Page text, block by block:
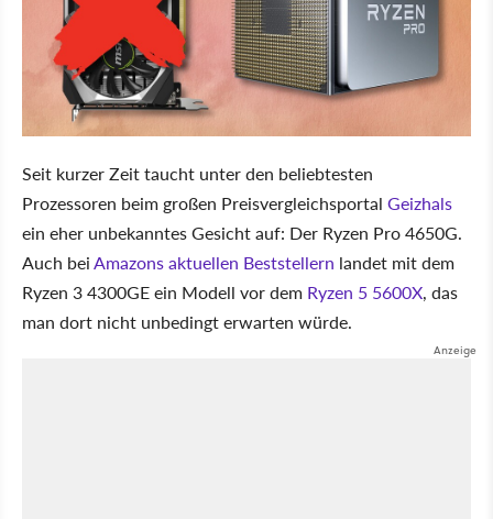
Seit kurzer Zeit taucht unter den beliebtesten
Prozessoren beim großen Preisvergleichsportal Geizhals
ein eher unbekanntes Gesicht auf: Der Ryzen Pro 4650G.
Auch beiAmazons aktuellen Beststellern landet mit dem
Ryzen 3 4300GE ein Modell vor dem Ryzen 5 5600X, das
man dort nicht unbedingt erwarten würde.